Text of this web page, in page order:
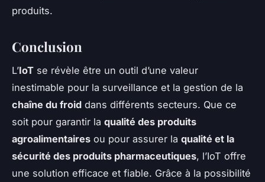
produits.
Conclusion
L’IoT se révèle être un outil d’une valeur
inestimable pour la surveillance et la gestion de la
chaîne du froid dans différents secteurs. Que ce
soit pour garantir la qualité des produits
agroalimentaires ou pour assurer la qualité et la
sécurité des produits pharmaceutiques, l’IoT offre
une solution efficace et fiable. Grâce à la possibilité